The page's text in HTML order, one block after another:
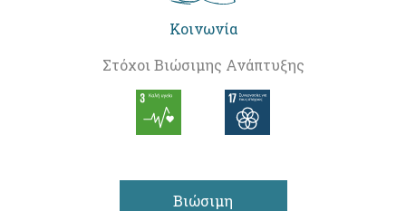
Κοινωνία
Στόχοι Βιώσιμης Ανάπτυξης
Βιώσιμη